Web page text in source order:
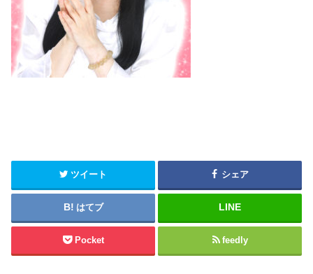
ツイート シェア
はてブ
Pocket feedly